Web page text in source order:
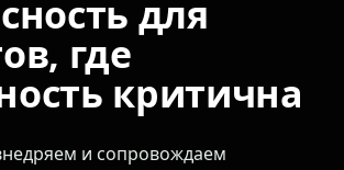
для
где
критична
и сопровождаем